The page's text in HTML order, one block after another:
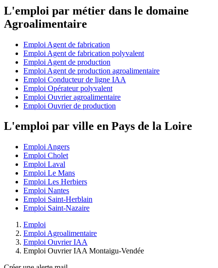
L'emploi par métier dans le domaine
Agroalimentaire
Emploi Agent de fabrication
Emploi Agent de fabrication polyvalent
Emploi Agent de production
Emploi Agent de production agroalimentaire
Emploi Conducteur de ligne IAA
Emploi Opérateur polyvalent
Emploi Ouvrier agroalimentaire
Emploi Ouvrier de production
L'emploi par ville en Pays de la Loire
Emploi Angers
Emploi Cholet
Emploi Laval
Emploi Le Mans
Emploi Les Herbiers
Emploi Nantes
Emploi Saint-Herblain
Emploi Saint-Nazaire
Emploi
Emploi Agroalimentaire
Emploi Ouvrier IAA
Emploi Ouvrier IAA Montaigu-Vendée